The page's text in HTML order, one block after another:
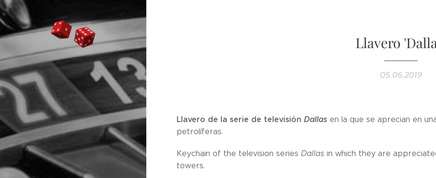
Llavero
05.06.2019
Llavero de la serie de televisión Dallas en la que se aprecian en
petrolíferas.
Keychain of the television series Dallas in which they are
towers.